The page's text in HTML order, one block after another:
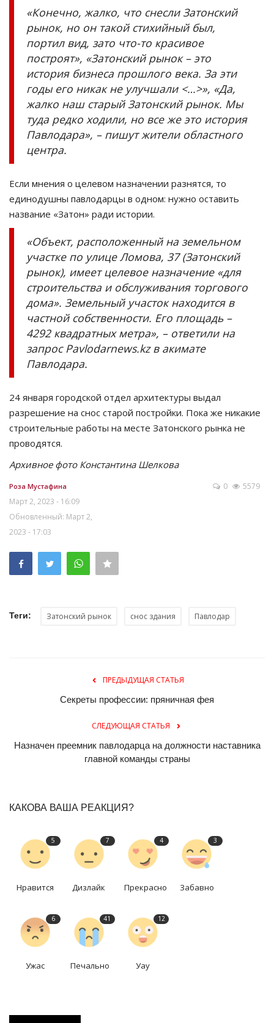
«Конечно, жалко, что снесли Затонский
рынок, но он такой стихийный был,
портил вид, зато что-то красивое
построят», «Затонский рынок – это
история бизнеса прошлого века. За эти
годы его никак не улучшали <…>», «Да,
жалко наш старый Затонский рынок. Мы
туда редко ходили, но все же это история
Павлодара», – пишут жители областного
центра.
Если мнения о целевом назначении разнятся, то
единодушны павлодарцы в одном: нужно оставить
название «Затон» ради истории.
«Объект, расположенный на земельном
участке по улице Ломова, 37 (Затонский
рынок), имеет целевое назначение «для
строительства и обслуживания торгового
дома». Земельный участок находится в
частной собственности. Его площадь –
4292 квадратных метра», – ответили на
запрос Pavlodarnews.kz в акимате
Павлодара.
24 января городской отдел архитектуры выдал
разрешение на снос старой постройки. Пока же никакие
строительные работы на месте Затонского рынка не
проводятся.
Архивное фото Константина Шелкова
Роза Мустафина
Март 2, 2023 - 16:09
Обновленный: Март 2,
2023 - 17:03
0 5579
Теги: Затонский рынок снос здания Павлодар
ПРЕДЫДУЩАЯ СТАТЬЯ
Секреты профессии: пряничная фея
СЛЕДУЮЩАЯ СТАТЬЯ
Назначен преемник павлодарца на должности наставника
главной команды страны
КАКОВА ВАША РЕАКЦИЯ?
5
Нравится
7
Дизлайк
4
Прекрасно
3
Забавно
6
Ужас
41
Печально
12
Уау